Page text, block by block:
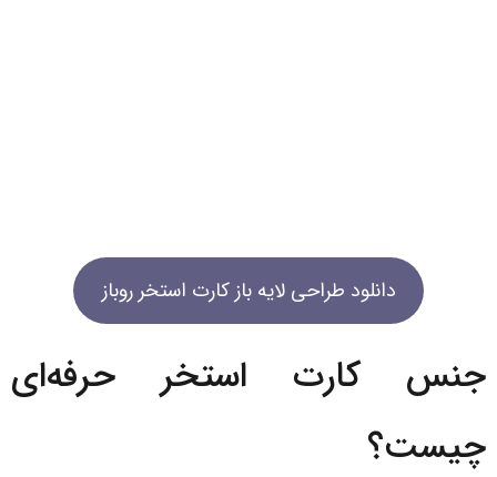
دانلود طراحی لایه باز کارت استخر روباز
جنس کارت استخر حرفه‌ای
چیست؟